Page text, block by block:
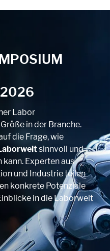
2026
Labor
in der Branche.
die Frage, wie
sinnvoll und
Experten aus
und Industrie teilen
konkrete Potenziale
in die Laborwelt